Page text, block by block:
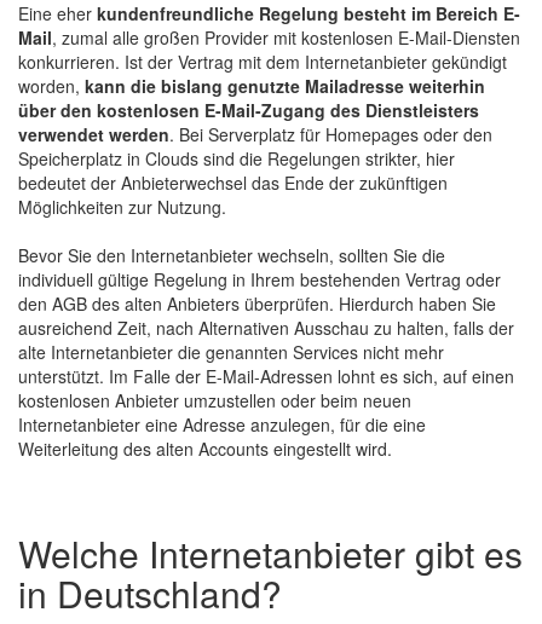
Eine eher kundenfreundliche Regelung besteht im Bereich E-
Mail, zumal alle großen Provider mit kostenlosen E-Mail-Diensten
konkurrieren. Ist der Vertrag mit dem Internetanbieter gekündigt
worden, kann die bislang genutzte Mailadresse weiterhin
über den kostenlosen E-Mail-Zugang des Dienstleisters
verwendet werden. Bei Serverplatz für Homepages oder den
Speicherplatz in Clouds sind die Regelungen strikter, hier
bedeutet der Anbieterwechsel das Ende der zukünftigen
Möglichkeiten zur Nutzung.
Bevor Sie den Internetanbieter wechseln, sollten Sie die
individuell gültige Regelung in Ihrem bestehenden Vertrag oder
den AGB des alten Anbieters überprüfen. Hierdurch haben Sie
ausreichend Zeit, nach Alternativen Ausschau zu halten, falls der
alte Internetanbieter die genannten Services nicht mehr
unterstützt. Im Falle der E-Mail-Adressen lohnt es sich, auf einen
kostenlosen Anbieter umzustellen oder beim neuen
Internetanbieter eine Adresse anzulegen, für die eine
Weiterleitung des alten Accounts eingestellt wird.
Welche Internetanbieter gibt es
in Deutschland?